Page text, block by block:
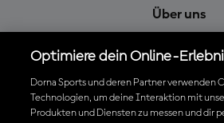
Über uns
Cookie-
Kaufrichtlinie
Optimiere dein Online-
Dorna Sports und deren Partner verwenden
Technologien, um deine Interaktion mit
Produkten und Diensten zu messen und dir